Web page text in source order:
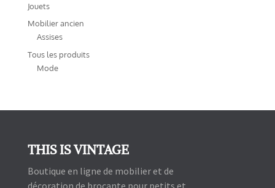
Jouets
Mobilier ancien
Assises
Tous les produits
Mode
THIS IS VINTAGE
Boutique en ligne de mobilier et de
décoration de brocante pour petits et